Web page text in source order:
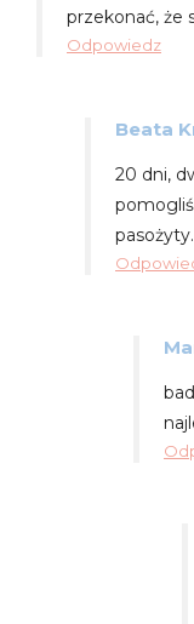
przekonać, że
Odpowiedz
Beata
20 dni,
pasożyty.